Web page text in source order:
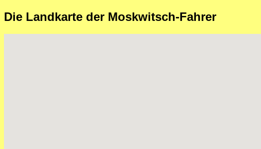
Die Landkarte der Moskwitsch-Fahrer